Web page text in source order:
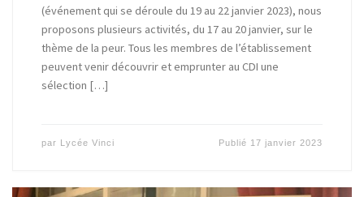
(événement qui se déroule du 19 au 22 janvier 2023), nous
proposons plusieurs activités, du 17 au 20 janvier, sur le
thème de la peur. Tous les membres de l’établissement
peuvent venir découvrir et emprunter au CDI une
sélection […]
par Lycée Vinci Publié 17 janvier 2023